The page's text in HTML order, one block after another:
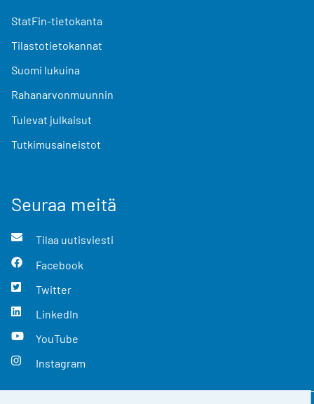
StatFin-tietokanta
Tilastotietokannat
Suomi lukuina
Rahanarvonmuunnin
Tulevat julkaisut
Tutkimusaineistot
Seuraa meitä
Tilaa uutisviesti
Facebook
Twitter
LinkedIn
YouTube
Instagram